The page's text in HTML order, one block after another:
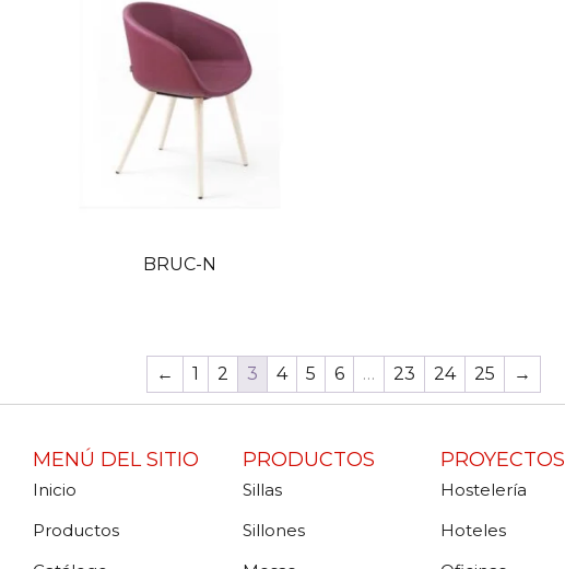
BRUC-N
← 1 2 3 4 5 6 … 23 24 25 →
MENÚ DEL SITIO
Inicio
Productos
PRODUCTOS
Sillas
Sillones
PROYECTOS
Hostelería
Hoteles